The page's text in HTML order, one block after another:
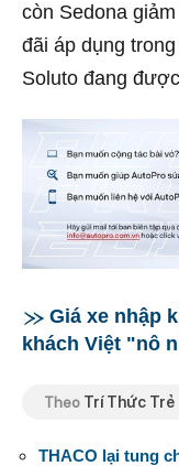
còn Sedona
đãi áp dụng
Soluto đang
Giá xe nhập
khách Việt "nô
Theo Trí Thức Trẻ
THACO lại tung